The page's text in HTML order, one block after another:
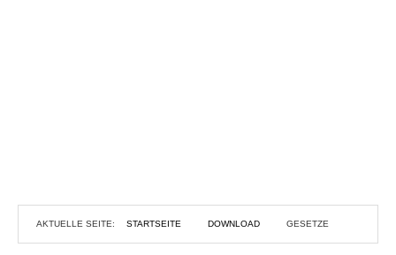
AKTUELLE SEITE: STARTSEITE DOWNLOAD GESETZE